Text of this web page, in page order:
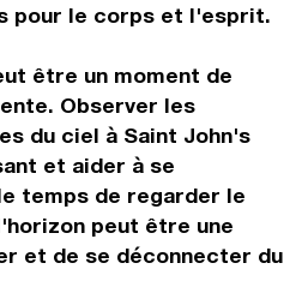
pour le corps et l'esprit.
être un moment de
Observer les
du ciel à Saint John's
et aider à se
temps de regarder le
peut être une
et de se déconnecter du